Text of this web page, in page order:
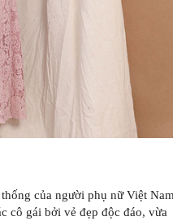
của người phụ nữ Việt
cô gái bởi vẻ đẹp độc đáo, vừa